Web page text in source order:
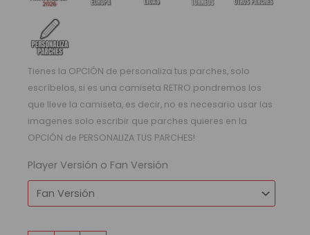
Tienes la OPCIÓN de personaliza tus parches, solo
escríbelos, si es una camiseta RETRO pondremos los
que lleve la camiseta, es decir, no es necesario usar las
imagenes solo escribir que parches quieres en la
OPCIÓN de PERSONALIZA TUS PARCHES!
Player Versión o Fan Versión